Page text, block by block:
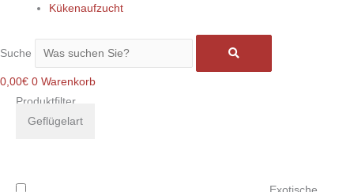
Kükenaufzucht
Suche
0,00€ 0 Warenkorb
Produktfilter
Geflügelart